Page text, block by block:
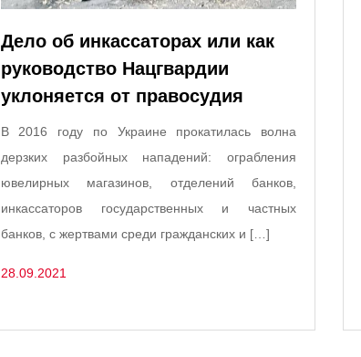
Дело об инкассаторах или как
руководство Нацгвардии
уклоняется от правосудия
В 2016 году по Украине прокатилась волна
дерзких разбойных нападений: ограбления
ювелирных магазинов, отделений банков,
инкассаторов государственных и частных
банков, с жертвами среди гражданских и […]
28.09.2021